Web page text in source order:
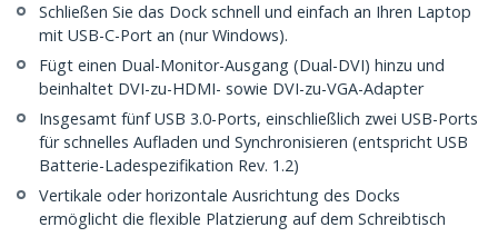
Schließen Sie das Dock schnell und einfach an Ihren Laptop
mit USB-C-Port an (nur Windows).
Fügt einen Dual-Monitor-Ausgang (Dual-DVI) hinzu und
beinhaltet DVI-zu-HDMI- sowie DVI-zu-VGA-Adapter
Insgesamt fünf USB 3.0-Ports, einschließlich zwei USB-Ports
für schnelles Aufladen und Synchronisieren (entspricht USB
Batterie-Ladespezifikation Rev. 1.2)
Vertikale oder horizontale Ausrichtung des Docks
ermöglicht die flexible Platzierung auf dem Schreibtisch